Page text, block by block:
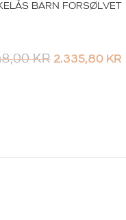
BARN FORSØLVET
KR 2.335,80 KR